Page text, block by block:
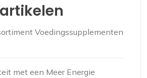
Voedingssupplementen
met een Meer Energie